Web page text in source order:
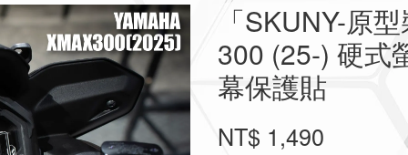
「SKUNY-原
300 (25-) 硬式
幕保護貼
NT$ 1,490